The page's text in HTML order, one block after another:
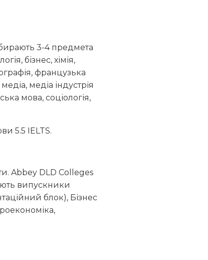
3-4 предмета
бізнес, хімія,
французька
медіа індустрія
мова, соціологія,
5.5 IELTS.
Abbey DLD Colleges
випускники
блок), Бізнес